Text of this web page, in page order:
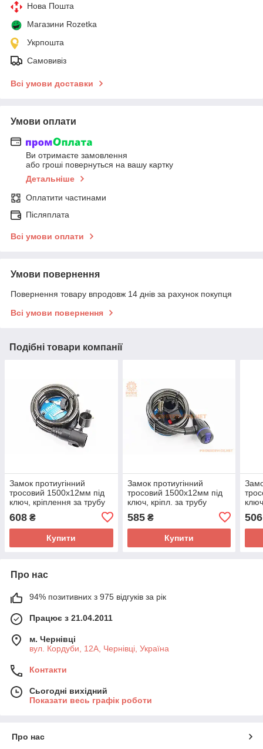
Нова Пошта
Магазини Rozetka
Укрпошта
Самовивіз
Всі умови доставки
Умови оплати
Ви отримаєте замовлення
або гроші повернуться на вашу картку
Детальніше
Оплатити частинами
Післяплата
Всі умови оплати
Умови повернення
Повернення товару впродовж 14 днів за рахунок покупця
Всі умови повернення
Подібні товари компанії
Замок протиугінний
тросовий 1500х12мм під
ключ, кріплення за трубу
608 ₴
Купити
Замок протиугінний
тросовий 1500х12мм під
ключ, кріпл. за трубу
585₴
Купити
506
Про нас
94% позитивних з 975 відгуків за рік
Працює з 21.04.2011
м. Чернівці
вул. Кордуби, 12А, Чернівці, Україна
Контакти
Сьогодні вихідний
Показати весь графік роботи
Про нас